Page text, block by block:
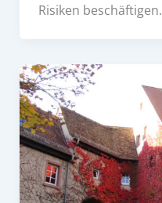
Risiken beschäftigen.